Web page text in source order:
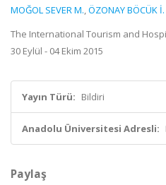
MOĞOL SEVER M.,ÖZONAY BÖCÜK İ.
The International Tourism and
30 Eylül - 04 Ekim 2015
Yayın Türü: Bildiri
Anadolu Üniversitesi Adresli:
Paylaş